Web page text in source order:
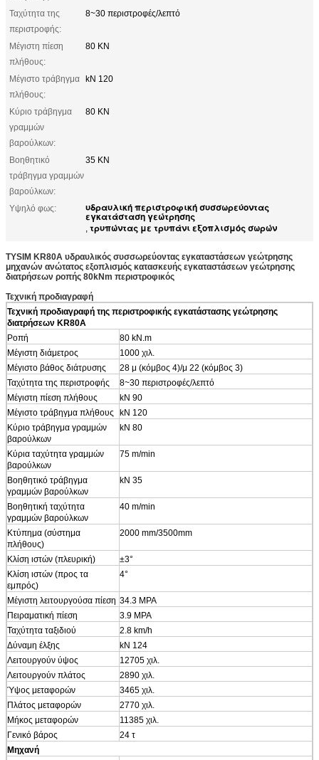
Ταχύτητα της
περιστροφής:
8~30 περιστροφές/λεπτό
Μέγιστη πίεση
πλήθους:
80 KN
Μέγιστο τράβηγμα
πλήθους:
kN 120
Κύριο τράβηγμα
γραμμών
βαρούλκων:
80 KN
Βοηθητικό
τράβηγμα γραμμών
βαρούλκων:
35 KN
Υψηλό φως: υδραυλική περιστροφική συσσωρεύοντας
εγκατάσταση γεώτρησης
, τρυπώντας με τρυπάνι εξοπλισμός σωρών
TYSIM KR80A υδραυλικός συσσωρεύοντας εγκαταστάσεων γεώτρησης
μηχανών ανώτατος εξοπλισμός κατασκευής εγκαταστάσεων γεώτρησης
διατρήσεων ροπής 80kNm περιστροφικός
Τεχνική προδιαγραφή
Τεχνική προδιαγραφή της περιστροφικής εγκατάστασης γεώτρησης
διατρήσεων KR80A
Ροπή
80 kN.m
Μέγιστη διάμετρος
1000 χιλ.
Μέγιστο βάθος διάτρυσης
28 μ (κόμβος 4)/μ 22 (κόμβος 3)
Ταχύτητα της περιστροφής
8~30 περιστροφές/λεπτό
Μέγιστη πίεση πλήθους
kN 90
Μέγιστο τράβηγμα πλήθους
kN 120
Κύριο τράβηγμα γραμμών
βαρούλκων
kN 80
Κύρια ταχύτητα γραμμών
βαρούλκων
75 m/min
Βοηθητικό τράβηγμα
γραμμών βαρούλκων
kN 35
Βοηθητική ταχύτητα
γραμμών βαρούλκων
40 m/min
Κτύπημα (σύστημα
πλήθους)
2000 mm/3500mm
Κλίση ιστών (πλευρική)
±3°
Κλίση ιστών (προς τα
εμπρός)
4°
Μέγιστη λειτουργούσα πίεση 34.3 MPA
Πειραματική πίεση
3.9 MPA
Ταχύτητα ταξιδιού
2.8 km/h
Δύναμη έλξης
kN 124
Λειτουργούν ύψος
12705 χιλ.
Λειτουργούν πλάτος
2890 χιλ.
Ύψος μεταφορών
3465 χιλ.
Πλάτος μεταφορών
2770 χιλ.
Μήκος μεταφορών
11385 χιλ.
Γενικό βάρος
24 τ
Μηχανή